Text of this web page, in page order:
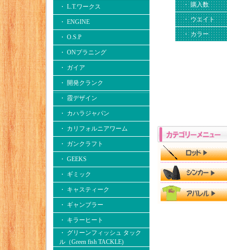
・ L.T.ワークス
・ ENGINE
・ O.S.P
・ ONプラニング
・ ガイア
・ 開発クランク
・ 霞デザイン
・ カハラジャパン
・ カリフォルニアワーム
・ ガンクラフト
・ GEEKS
・ ギミック
・ キャスティーク
・ ギャンブラー
・ キラーヒート
・ グリーンフィッシュ タック
ル（Green fish TACKLE)
・ 購入数
・ ウエイト
・ カラー